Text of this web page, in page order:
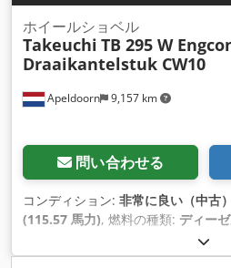
Apeldoorn 9,157 km
ホイールショベル
Takeuchi TB 295 W
Draaikantelstuk CW10
問い合わせる
コンディション: 非常に良い（中古）
(115.57 馬力), 燃料の種類: ディー
, 座席
製造年:2021, 稼働時間:5,373 h,